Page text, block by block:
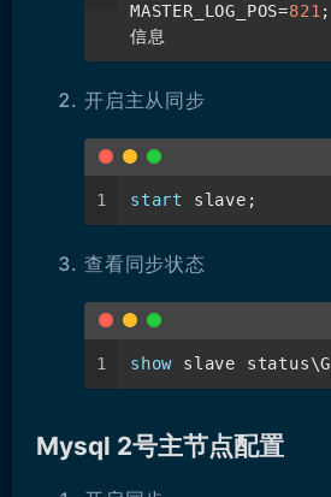
MASTER_LOG_POS=821
信息
开启主从同步
1 start slave;
查看同步状态
1 show slave
Mysql 2号主节点配置